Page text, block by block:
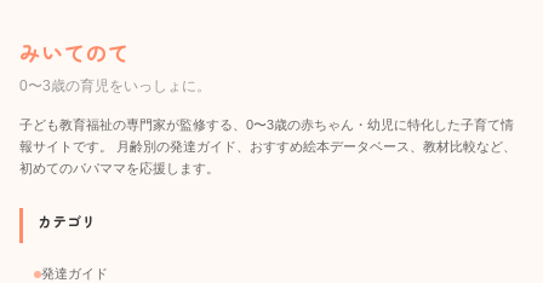
みいてのて
0〜3歳の育児をいっしょに。
子ども教育福祉の専門家が監修する、0〜3歳の赤ちゃん・幼児に特化した子育て情
報サイトです。 月齢別の発達ガイド、おすすめ絵本データベース、教材比較など、
初めてのパパママを応援します。
カテゴリ
発達ガイド